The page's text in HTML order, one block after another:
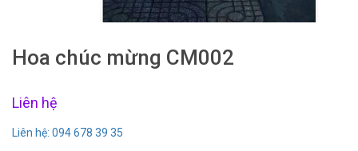
Hoa chúc mừng CM002
Liên hệ
Liên hệ: 094 678 39 35